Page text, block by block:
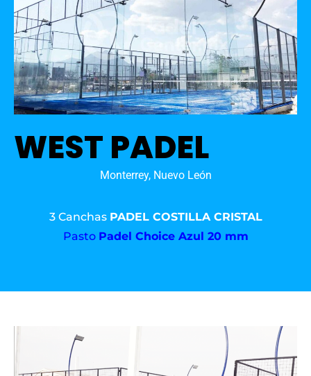
WEST PADEL
Monterrey, Nuevo León
3 Canchas PADEL COSTILLA CRISTAL
Pasto Padel Choice Azul 20 mm